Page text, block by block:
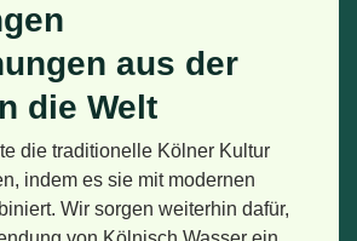
aus der
die Welt
die traditionelle Kölner Kultur
indem es sie mit modernen
Wir sorgen weiterhin dafür,